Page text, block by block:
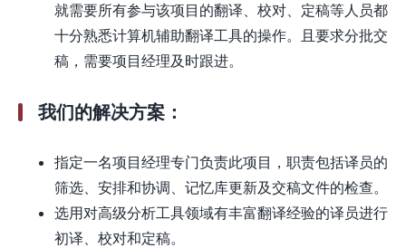
就需要所有参与该项目的翻译、校对、定稿等人员都
十分熟悉计算机辅助翻译工具的操作。且要求分批交
稿，需要项目经理及时跟进。
我们的解决方案：
指定一名项目经理专门负责此项目，职责包括译员的
筛选、安排和协调、记忆库更新及交稿文件的检查。
选用对高级分析工具领域有丰富翻译经验的译员进行
初译、校对和定稿。